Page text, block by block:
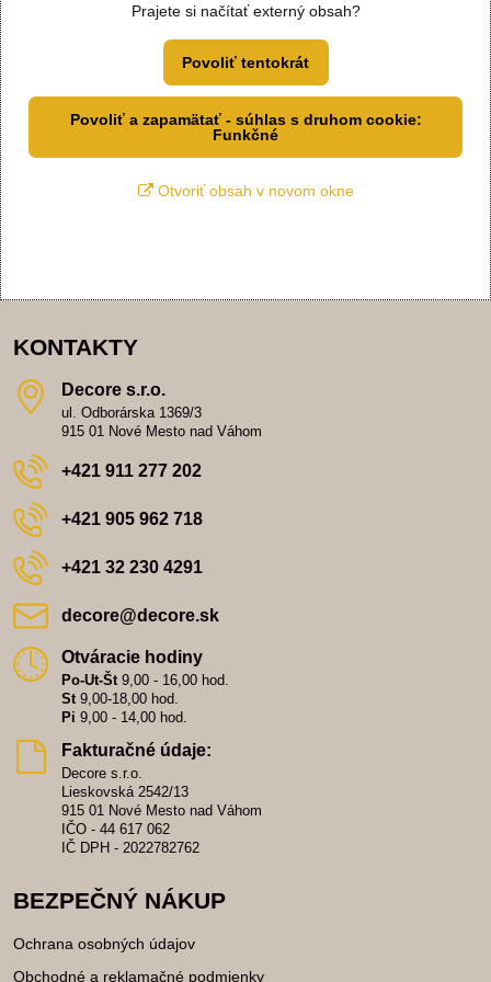
Prajete si načítať externý obsah?
Povoliť tentokrát
Povoliť a zapamätať - súhlas s druhom cookie:
Funkčné
Otvoriť obsah v novom okne
KONTAKTY
Decore s​.r​.o​.
ul. Odborárska 1369/3
915 01 Nové Mesto nad Váhom
+421 911 277 202
+421 905 962 718
+421 32 230 4291
decore​@decore​.sk
Otváracie hodiny
Po-Ut-Št9,00 - 16,00 hod.
St9,00-18,00 hod.
Pi 9,00 - 14,00 hod.
Fakturačné údaje:
Decore s.r.o.
Lieskovská 2542/13
915 01 Nové Mesto nad Váhom
IČO - 44 617 062
IČ DPH - 2022782762
BEZPEČNÝ NÁKUP
Ochrana osobných údajov
Obchodné a reklamačné podmienky